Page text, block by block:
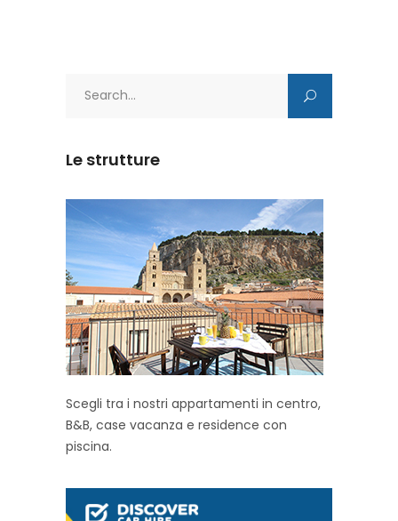
Le strutture
Scegli tra i nostri appartamenti in centro,
B&B, case vacanza e residence con
piscina.